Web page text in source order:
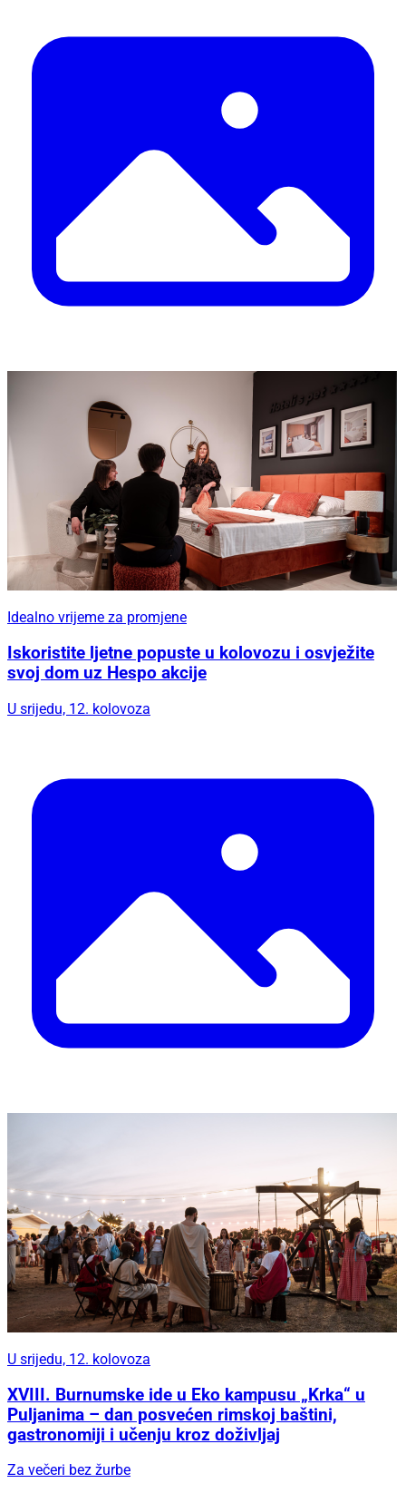
Idealno vrijeme za promjene
Iskoristite ljetne popuste u kolovozu i osvježite
svoj dom uz Hespo akcije
U srijedu, 12. kolovoza
U srijedu, 12. kolovoza
XVIII. Burnumske ide u Eko kampusu „Krka“ u
Puljanima – dan posvećen rimskoj baštini,
gastronomiji i učenju kroz doživljaj
Za večeri bez žurbe